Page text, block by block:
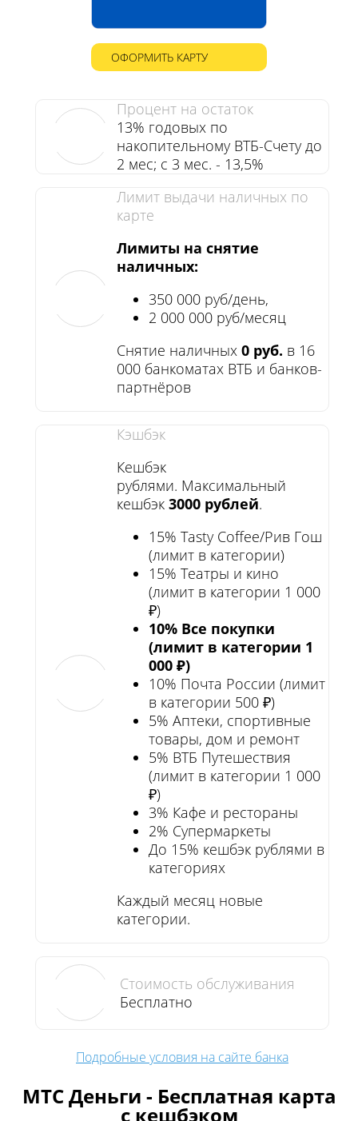
ОФОРМИТЬ КАРТУ
Процент на остаток
13% годовых по
накопительному ВТБ-Счету до
2 мес; с 3 мес. - 13,5%
Лимит выдачи наличных по
карте
Лимиты на снятие
наличных:
350 000 руб/день,
2 000 000 руб/месяц
Снятие наличных0 руб. в 16
000 банкоматах ВТБ и банков-
партнёров
Кэшбэк
Кешбэк
рублями. Максимальный
кешбэк3000 рублей.
15% Tasty Coffee/Рив Гош
(лимит в категории)
15% Театры и кино
(лимит в категории 1 000
₽)
10% Все покупки
(лимит в категории 1
000 ₽)
10% Почта России (лимит
в категории 500 ₽)
5% Аптеки, спортивные
товары, дом и ремонт
5% ВТБ Путешествия
(лимит в категории 1 000
₽)
3% Кафе и рестораны
2% Супермаркеты
До 15% кешбэк рублями в
категориях
Каждый месяц новые
категории.
Стоимость обслуживания
Бесплатно
Подробные условия на сайте банка
МТС Деньги - Бесплатная карта
с кешбэком